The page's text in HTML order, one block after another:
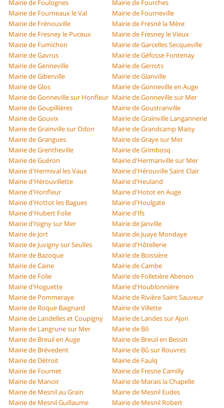
Mairie de Foulognes
Mairie de Fourches
Mairie de Fourneaux le Val
Mairie de Fourneville
Mairie de Frénouville
Mairie de Fresné la Mère
Mairie de Fresney le Puceux
Mairie de Fresney le Vieux
Mairie de Fumichon
Mairie de Garcelles Secqueville
Mairie de Gavrus
Mairie de Géfosse Fontenay
Mairie de Genneville
Mairie de Gerrots
Mairie de Giberville
Mairie de Glanville
Mairie de Glos
Mairie de Gonneville en Auge
Mairie de Gonneville sur Honfleur Mairie de Gonneville sur Mer
Mairie de Goupillières
Mairie de Goustranville
Mairie de Gouvix
Mairie de Grainville Langannerie
Mairie de Grainville sur Odon
Mairie de Grandcamp Maisy
Mairie de Grangues
Mairie de Graye sur Mer
Mairie de Grentheville
Mairie de Grimbosq
Mairie de Guéron
Mairie d'Hermanville sur Mer
Mairie d'Hermival les Vaux
Mairie d'Hérouville Saint Clair
Mairie d'Hérouvillette
Mairie d'Heuland
Mairie d'Honfleur
Mairie d'Hotot en Auge
Mairie d'Hottot les Bagues
Mairie d'Houlgate
Mairie d'Hubert Folie
Mairie d'Ifs
Mairie d'Isigny sur Mer
Mairie de Janville
Mairie de Jort
Mairie de Juaye Mondaye
Mairie de Juvigny sur Seulles
Mairie d'Hôtellerie
Mairie de Bazoque
Mairie de Boissière
Mairie de Caine
Mairie de Cambe
Mairie de Folie
Mairie de Folletière Abenon
Mairie d'Hoguette
Mairie d'Houblonnière
Mairie de Pommeraye
Mairie de Rivière Saint Sauveur
Mairie de Roque Baignard
Mairie de Villette
Mairie de Landelles et Coupigny
Mairie de Landes sur Ajon
Mairie de Langrune sur Mer
Mairie de Bô
Mairie de Breuil en Auge
Mairie de Breuil en Bessin
Mairie de Brévedent
Mairie de Bû sur Rouvres
Mairie de Détroit
Mairie de Faulq
Mairie de Fournet
Mairie de Fresne Camilly
Mairie de Manoir
Mairie de Marais la Chapelle
Mairie de Mesnil au Grain
Mairie de Mesnil Eudes
Mairie de Mesnil Guillaume
Mairie de Mesnil Robert